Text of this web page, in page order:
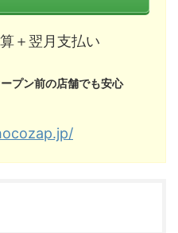
＋翌月支払い
プン前の店舗でも安心